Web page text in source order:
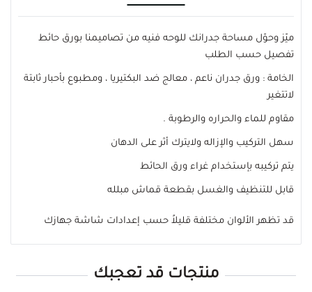
ميّز وحوّل مساحة جدرانك للوحه فنيه من تصاميمنا بورق حائط
تفصيل حسب الطلب
الخامة : ورق جدران ناعم ، معالج ضد البكتيريا ، ومطبوع بأحبار ثابتة
لاتتغير
مقاوم للماء والحراره والرطوبة .
سهل التركيب والإزاله ولايترك أثر على الدهان
يتم تركيبه بإستخدام غراء ورق الحائط
قابل للتنظيف والغسل بقطعة قماش مبلله
قد تظهر الألوان مختلفة قليلاً حسب إعدادات شاشة جهازك
منتجات قد تعجبك